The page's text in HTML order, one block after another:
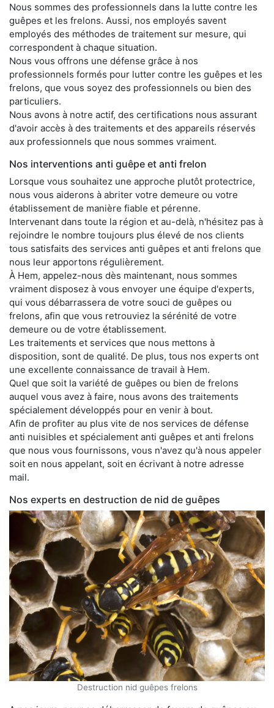
Nous sommes des professionnels dans la lutte contre les
guêpes et les frelons. Aussi, nos employés savent
employés des méthodes de traitement sur mesure, qui
correspondent à chaque situation.
Nous vous offrons une défense grâce à nos
professionnels formés pour lutter contre les guêpes et les
frelons, que vous soyez des professionnels ou bien des
particuliers.
Nous avons à notre actif, des certifications nous assurant
d'avoir accès à des traitements et des appareils réservés
aux professionnels que nous sommes vraiment.
Nos interventions anti guêpe et anti frelon
Lorsque vous souhaitez une approche plutôt protectrice,
nous vous aiderons à abriter votre demeure ou votre
établissement de manière fiable et pérenne.
Intervenant dans toute la région et au-delà, n'hésitez pas à
rejoindre le nombre toujours plus élevé de nos clients
tous satisfaits des services anti guêpes et anti frelons que
nous leur apportons régulièrement.
À Hem, appelez-nous dès maintenant, nous sommes
vraiment disposez à vous envoyer une équipe d'experts,
qui vous débarrassera de votre souci de guêpes ou
frelons, afin que vous retrouviez la sérénité de votre
demeure ou de votre établissement.
Les traitements et services que nous mettons à
disposition, sont de qualité. De plus, tous nos experts ont
une excellente connaissance de travail à Hem.
Quel que soit la variété de guêpes ou bien de frelons
auquel vous avez à faire, nous avons des traitements
spécialement développés pour en venir à bout.
Afin de profiter au plus vite de nos services de défense
anti nuisibles et spécialement anti guêpes et anti frelons
que nous vous fournissons, vous n'avez qu'à nous appeler
soit en nous appelant, soit en écrivant à notre adresse
mail.
Nos experts en destruction de nid de guêpes
Destruction nid guêpes frelons